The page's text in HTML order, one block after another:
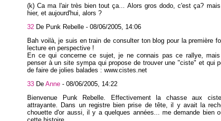
(k) Ca ma l'air très bien tout ça... Alors gros dodo, c'est ça?
hier, et aujourd'hui, alors ?
32 De Punk Rebelle - 08/06/2005, 14:06
Bah voilà, je suis en train de consulter ton blog pour la première
lecture en perspective !
En ce qui concerne ce sujet, je ne connais pas ce rallye,
penser à un site sympa qui propose de trouver une "ciste" et qui
de faire de jolies balades : www.cistes.net
33 De Anne - 08/06/2005, 14:22
Bienvenue Punk Rebelle. Effectivement la chasse aux
attrayante. Dans un registre bien prise de tête, il y avait la
chouette d'or aussi, il y a quelques années... me demande bien